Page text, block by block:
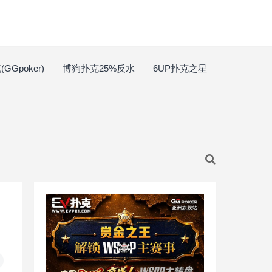
博狗扑克25%反水 6UP扑克之星